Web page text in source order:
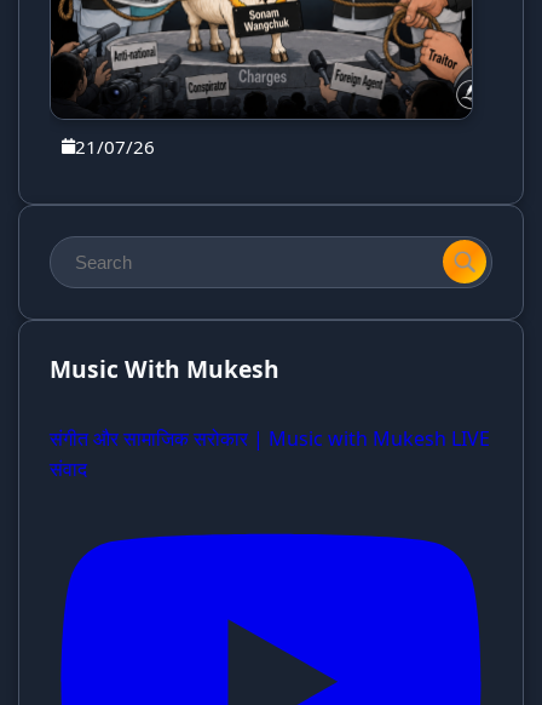
21/07/26
Music With Mukesh
संगीत और सामाजिक सरोकार | Music with Mukesh LIVE
संवाद